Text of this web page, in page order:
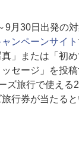
月30日出発の
ャンペーンサイト
」または「初
セージ」を投
ズ旅行で使える
行券が当たると